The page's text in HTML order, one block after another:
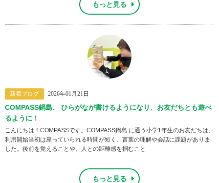
もっと見る
新着ブログ 2026年01月21日
COMPASS鍋島. ひらがなが書けるようになり、お友だちとも遊べ
るように！
こんにちは！COMPASSです。COMPASS鍋島.に通う小学1年生のお友だちは、
利用開始当初は座っていられる時間が短く、言葉の理解や会話に課題がありま
した。後前を覚えることや、人との距離感を掴むこと
もっと見る